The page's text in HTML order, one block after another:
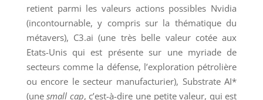
retient parmi les valeurs actions possibles Nvidia
(incontournable, y compris sur la thématique du
métavers), C3.ai (une très belle valeur cotée aux
Etats-Unis qui est présente sur une myriade de
secteurs comme la défense, l’exploration pétrolière
ou encore le secteur manufacturier), Substrate AI*
(unesmall cap, c’est-à-dire une petite valeur, qui est